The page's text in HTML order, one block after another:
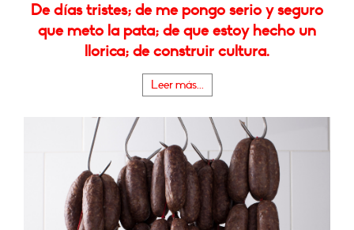
De días tristes; de me pongo serio y seguro
que meto la pata; de que estoy hecho un
llorica; de construir cultura.
Leer más...